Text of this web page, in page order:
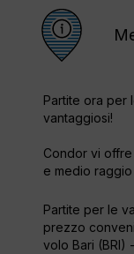
Partite ora per
vantaggiosi!
Condor vi
e medio
Partite per le
prezzo
volo Bari (BRI)